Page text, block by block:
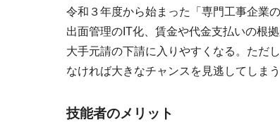
令和３年度から始まった「専門工事企業
出面管理のIT化、賃金や代金支払いの根
大手元請の下請に入りやすくなる。 ただ
なければ大きなチャンスを見逃してしま
技能者のメリット